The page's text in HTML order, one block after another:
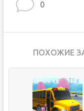
0
ПОХОЖИЕ